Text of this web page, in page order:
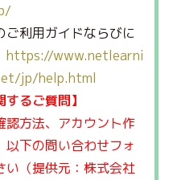
ご利用ガイドならびに
https://www.netlearni
jp/help.html
るご質問】
認方法、アカウント作
下の問い合わせフォ
い（提供元：株式会社